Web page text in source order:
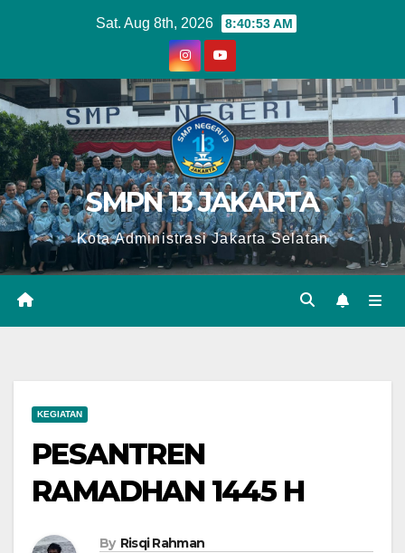
Sat. Aug 8th, 2026 8:40:54 AM
SMPN 13 JAKARTA
Kota Administrasi Jakarta Selatan
KEGIATAN
PESANTREN
RAMADHAN 1445 H
By Risqi Rahman